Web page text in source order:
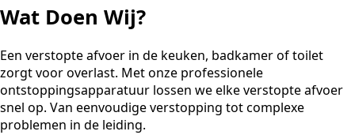
Wat Doen Wij?
Een verstopte afvoer in de keuken, badkamer of toilet
zorgt voor overlast. Met onze professionele
ontstoppingsapparatuur lossen we elke verstopte afvoer
snel op. Van eenvoudige verstopping tot complexe
problemen in de leiding.